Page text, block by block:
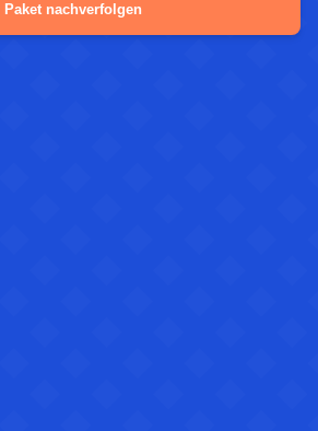
Paket nachverfolgen